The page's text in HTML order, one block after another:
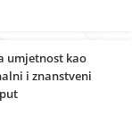
umjetnost kao
i znanstveni